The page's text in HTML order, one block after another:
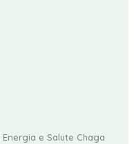
e Salute Chaga